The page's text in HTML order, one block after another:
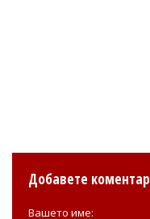
Добавете коментар
Вашето име: